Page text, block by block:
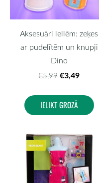
Aksesuāri lellēm: zeķes
ar pudelītēm un knupji
Dino
€5,99 €3,49
IELIKT GROZĀ